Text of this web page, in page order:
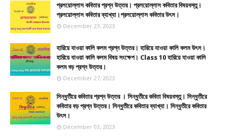
প্রলয়োল্লাস কবিতার প্রশ্ন উত্তর। প্রলয়োল্লাস কবিতার বিষয়বস্তু।
প্রলয়োল্লাস কবিতার ব্যাখ্যা।প্রলয়োল্লাস কবিতার উৎস।
December 23, 2023
হারিয়ে যাওয়া কালি কলম প্রশ্ন উত্তর। হারিয়ে যাওয়া কালি কলম উৎস।
হারিয়ে যাওয়া কালি কলম বিষয় সংক্ষেপ। Class 10 হারিয়ে যাওয়া কালি
কলম বড় প্রশ্ন উত্তর।
December 27, 2023
সিন্ধুতীরে কবিতার প্রশ্ন উত্তর । সিন্ধুতীরে কবিতা বিষয়বস্তু। সিন্ধুতীরে
কবিতার বড় প্রশ্ন উত্তর। সিন্ধুতীরে কবিতার ব্যাখ্যা। সিন্ধুতীরে কবিতার
উৎস।
December 03, 2023